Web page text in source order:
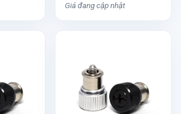
Giá đang cập nhật